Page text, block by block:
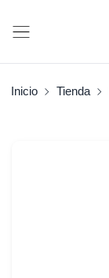
Inicio Tienda